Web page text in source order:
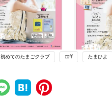
初めてのたまごクラブ coff たまひよ